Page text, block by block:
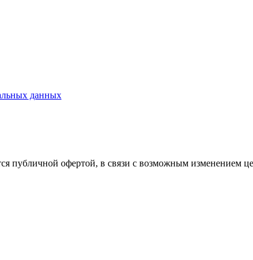
данных
публичной офертой, в связи с возможным изменением